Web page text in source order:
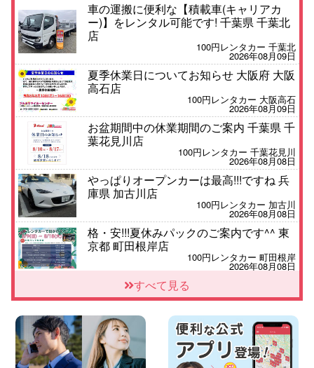
車の運搬に便利な【積載車(キャリアカ
ー)】をレンタル可能です! 千葉県 千葉北
店
100円レンタカー 千葉北
2026年08月09日
夏季休業日についてお知らせ 大阪府 大阪
高石店
100円レンタカー 大阪高石
2026年08月09日
お盆期間中の休業期間のご案内 千葉県 千
葉花見川店
100円レンタカー 千葉花見川
2026年08月08日
やっぱりオープンカーは最高!!!ですね 兵
庫県 加古川店
100円レンタカー 加古川
2026年08月08日
格・安!!!夏休みパックのご案内です^^ 東
京都 町田根岸店
100円レンタカー 町田根岸
2026年08月08日
「お得」お盆限定特別料金!! 兵庫県 神戸
西区枝吉店
2026年08月08日
お盆シーズン空きあり!!100円レンタカー
兵庫駅前店はミニバンも安い!! 兵庫県 兵
庫駅前店
すべて見る